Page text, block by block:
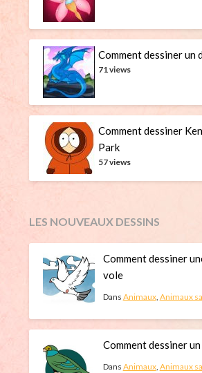
Comment dessiner un
71 views
Comment dessiner
Park
57 views
LES NOUVEAUX DESSINS
Comment dessiner
vole
Dans Animaux, Animaux
Comment dessiner
Dans Animaux, Animaux